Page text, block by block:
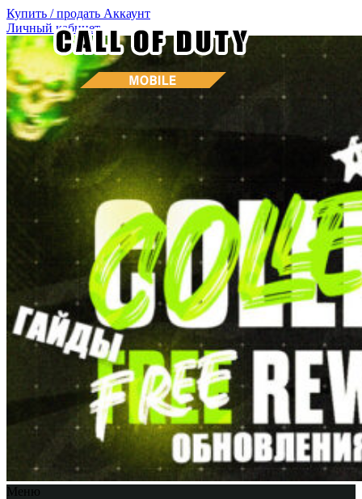
Купить / продать Аккаунт
Личный кабинет
Меню